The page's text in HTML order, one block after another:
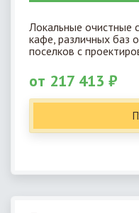
Локальные очистные
кафе, различных баз
поселков с
от 217 413 ₽